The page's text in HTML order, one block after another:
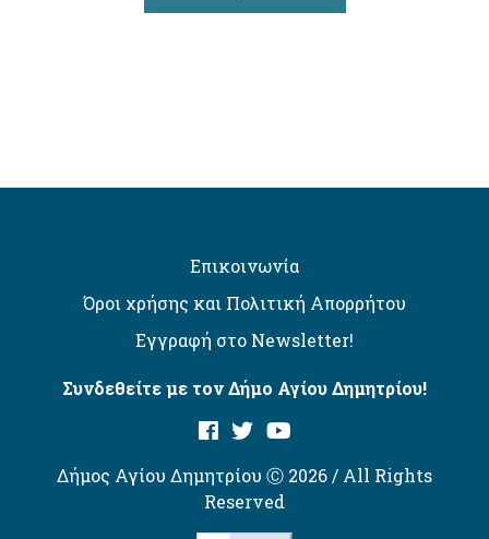
Επικοινωνία
Όροι χρήσης και Πολιτική Απορρήτου
Εγγραφή στο Newsletter!
Συνδεθείτε με τον Δήμο Αγίου Δημητρίου!
Δήμος Αγίου Δημητρίου Ⓒ 2026 / All Rights
Reserved